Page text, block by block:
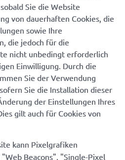
Sie die Website
von dauerhaften Cookies, die
sowie Ihre
die jedoch für die
nicht unbedingt erforderlich
Einwilligung. Durch die
Sie der Verwendung
Sie die Installation dieser
der Einstellungen Ihres
gilt auch für Cookies von
kann Pixelgrafiken
Beacons", "Single-Pixel